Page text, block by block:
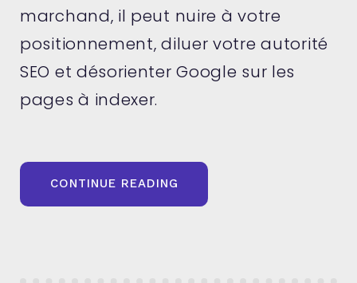
marchand, il peut nuire à votre
positionnement, diluer votre autorité
SEO et désorienter Google sur les
pages à indexer.
CONTINUE READING
LE